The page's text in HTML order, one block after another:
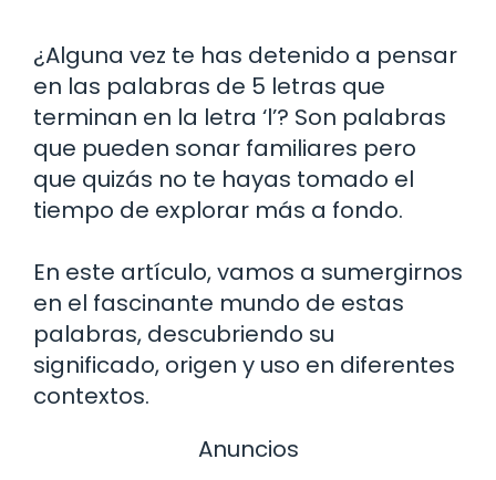
¿Alguna vez te has detenido a pensar
en las palabras de 5 letras que
terminan en la letra ‘l’? Son palabras
que pueden sonar familiares pero
que quizás no te hayas tomado el
tiempo de explorar más a fondo.
En este artículo, vamos a sumergirnos
en el fascinante mundo de estas
palabras, descubriendo su
significado, origen y uso en diferentes
contextos.
Anuncios